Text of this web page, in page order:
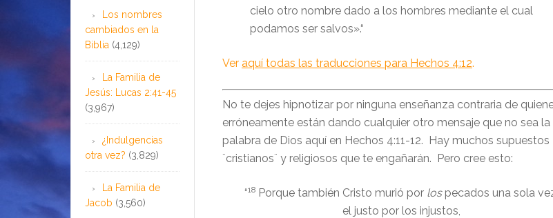
cielo otro nombre dado a los hombres mediante el cual
podamos ser salvos».“
Ver aquí todas las traducciones para Hechos 4:12.
No te dejes hipnotizar por ninguna enseñanza contraria de
erróneamente están dando cualquier otro mensaje que no sea la
palabra de Dios aquí en Hechos 4:11-12. Hay muchos supuestos
¨cristianos¨ y religiosos que te engañarán. Pero cree esto:
“18 Porque también Cristo murió por lospecados una sola
el justo por los injustos,
Los nombres
cambiados en la
Biblia (4,129)
La Familia de
Jesús: Lucas 2:41-45
(3,967)
¿Indulgencias
otra vez? (3,829)
La Familia de
Jacob (3,560)